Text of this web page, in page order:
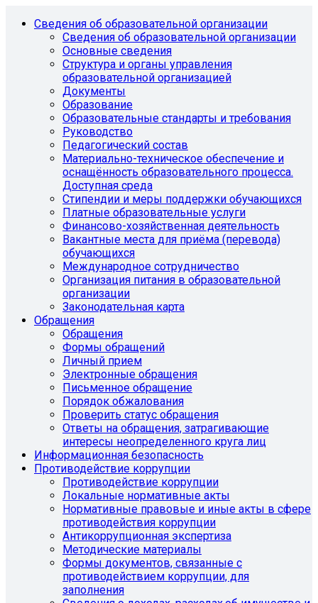
Сведения об образовательной организации
Сведения об образовательной организации
Основные сведения
Структура и органы управления
образовательной организацией
Документы
Образование
Образовательные стандарты и требования
Руководство
Педагогический состав
Материально-техническое обеспечение и
оснащённость образовательного процесса.
Доступная среда
Стипендии и меры поддержки обучающихся
Платные образовательные услуги
Финансово-хозяйственная деятельность
Вакантные места для приёма (перевода)
обучающихся
Международное сотрудничество
Организация питания в образовательной
организации
Законодательная карта
Обращения
Обращения
Формы обращений
Личный прием
Электронные обращения
Письменное обращение
Порядок обжалования
Проверить статус обращения
Ответы на обращения, затрагивающие
интересы неопределенного круга лиц
Информационная безопасность
Противодействие коррупции
Противодействие коррупции
Локальные нормативные акты
Нормативные правовые и иные акты в сфере
противодействия коррупции
Антикоррупционная экспертиза
Методические материалы
Формы документов, связанные с
противодействием коррупции, для
заполнения